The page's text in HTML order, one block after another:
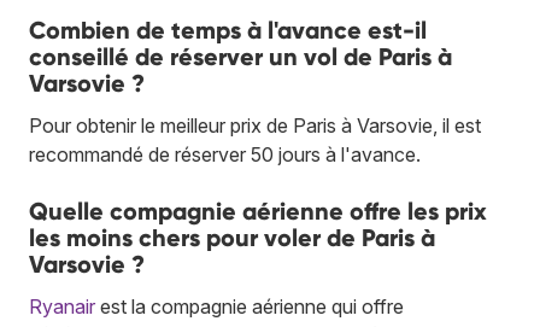
Combien de temps à l'avance est-il
conseillé de réserver un vol de Paris à
Varsovie ?
Pour obtenir le meilleur prix de Paris à Varsovie, il est
recommandé de réserver 50 jours à l'avance.
Quelle compagnie aérienne offre les prix
les moins chers pour voler de Paris à
Varsovie ?
Ryanair est la compagnie aérienne qui offre